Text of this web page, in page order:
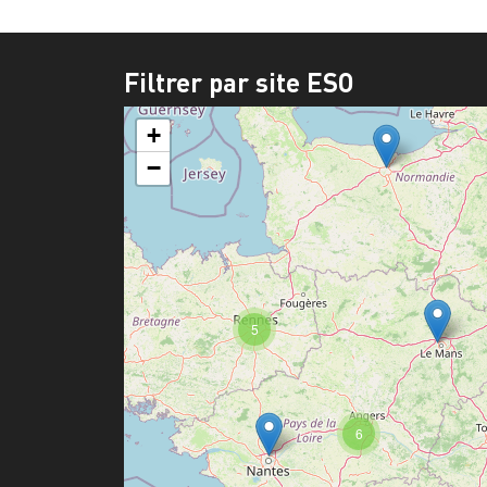
Filtrer par site ESO
6
5
+
−